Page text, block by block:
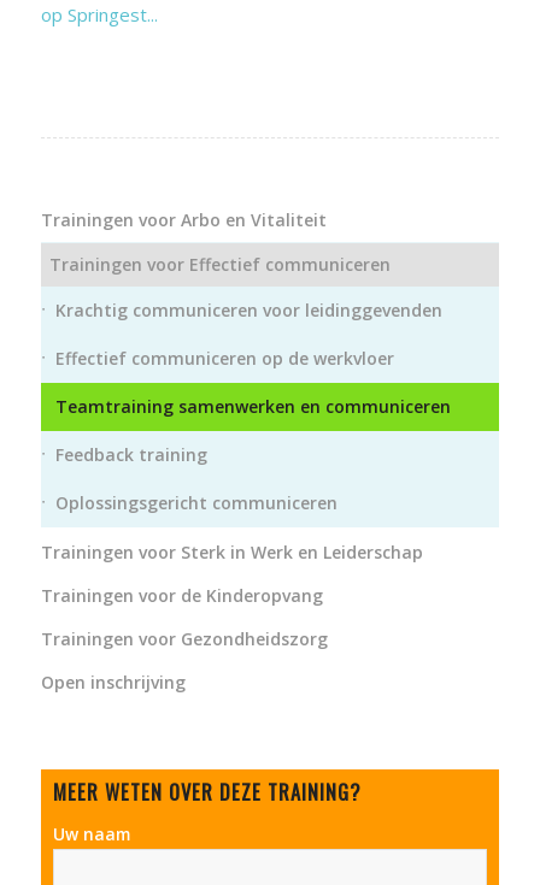
op Springest...
Trainingen voor Arbo en Vitaliteit
Trainingen voor Effectief communiceren
Krachtig communiceren voor leidinggevenden
Effectief communiceren op de werkvloer
Teamtraining samenwerken en communiceren
Feedback training
Oplossingsgericht communiceren
Trainingen voor Sterk in Werk en Leiderschap
Trainingen voor de Kinderopvang
Trainingen voor Gezondheidszorg
Open inschrijving
MEER WETEN OVER DEZE TRAINING?
Uw naam